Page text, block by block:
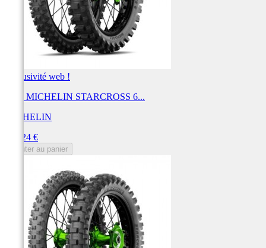
Exclusivité web !
Pneu MICHELIN STARCROSS 6...
MICHELIN
162,24 €
Ajouter au panier